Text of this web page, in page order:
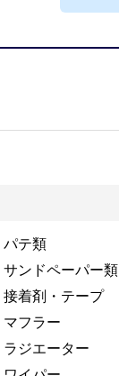
パテ類
サンドペーパー類
接着剤・テープ
マフラー
ラジエーター